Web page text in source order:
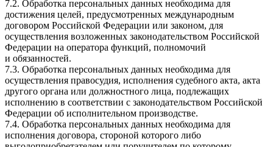
7.2. Обработка персональных данных необходима для
достижения целей, предусмотренных международным
договором Российской Федерации или законом, для
осуществления возложенных законодательством Российской
Федерации на оператора функций, полномочий
и обязанностей.
7.3. Обработка персональных данных необходима для
осуществления правосудия, исполнения судебного акта, акта
другого органа или должностного лица, подлежащих
исполнению в соответствии с законодательством Российской
Федерации об исполнительном производстве.
7.4. Обработка персональных данных необходима для
исполнения договора, стороной которого либо